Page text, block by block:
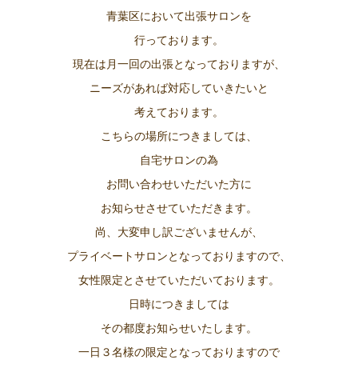
青葉区において出張サロンを
行っております。
現在は月一回の出張となっておりますが、
ニーズがあれば対応していきたいと
考えております。
こちらの場所につきましては、
自宅サロンの為
お問い合わせいただいた方に
お知らせさせていただきます。
尚、大変申し訳ございませんが、
プライベートサロンとなっておりますので、
女性限定とさせていただいております。
日時につきましては
その都度お知らせいたします。
一日３名様の限定となっておりますので